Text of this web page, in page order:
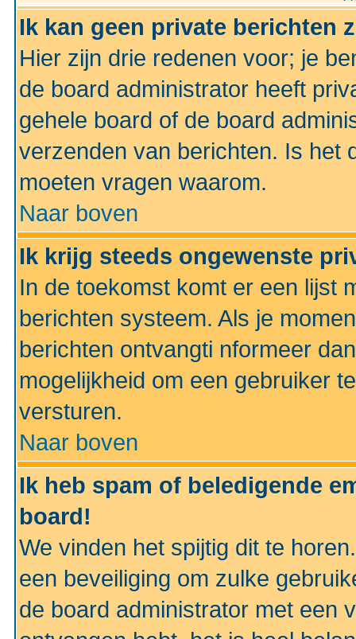
Ik kan geen private berichten
Hier zijn drie redenen voor; je
de board administrator heeft
gehele board of de board
verzenden van berichten. Is het
moeten vragen waarom.
Naar boven
Ik krijg steeds ongewenste
In de toekomst komt er een lijst
berichten systeem. Als je
berichten ontvangti nformeer
mogelijkheid om een gebruiker
versturen.
Naar boven
Ik heb spam of beledigende
board!
We vinden het spijtig dit te
een beveiliging om zulke
de board administrator met een